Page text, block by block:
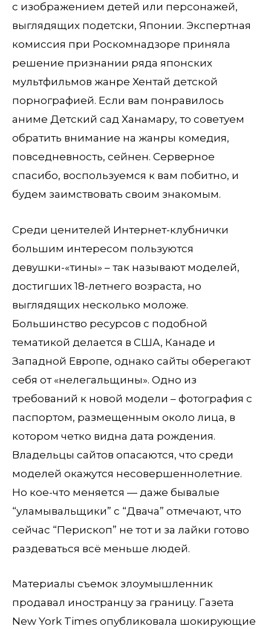
с изображением детей или персонажей,
выглядящих подетски, Японии. Экспертная
комиссия при Роскомнадзоре приняла
решение признании ряда японских
мультфильмов жанре Хентай детской
порнографией. Если вам понравилось
аниме Детский сад Ханамару, то советуем
обратить внимание на жанры комедия,
повседневность, сейнен. Серверное
спасибо, воспользуемся к вам побитно, и
будем заимствовать своим знакомым.
Среди ценителей Интернет-клубнички
большим интересом пользуются
девушки-«тины» – так называют моделей,
достигших 18-летнего возраста, но
выглядящих несколько моложе.
Большинство ресурсов с подобной
тематикой делается в США, Канаде и
Западной Европе, однако сайты оберегают
себя от «нелегальщины». Одно из
требований к новой модели – фотография с
паспортом, размещенным около лица, в
котором четко видна дата рождения.
Владельцы сайтов опасаются, что среди
моделей окажутся несовершеннолетние.
Но кое-что меняется — даже бывалые
“уламывальщики” с “Двача” отмечают, что
сейчас “Перископ” не тот и за лайки готово
раздеваться всё меньше людей.
Материалы съемок злоумышленник
продавал иностранцу за границу. Газета
New York Times опубликовала шокирующие